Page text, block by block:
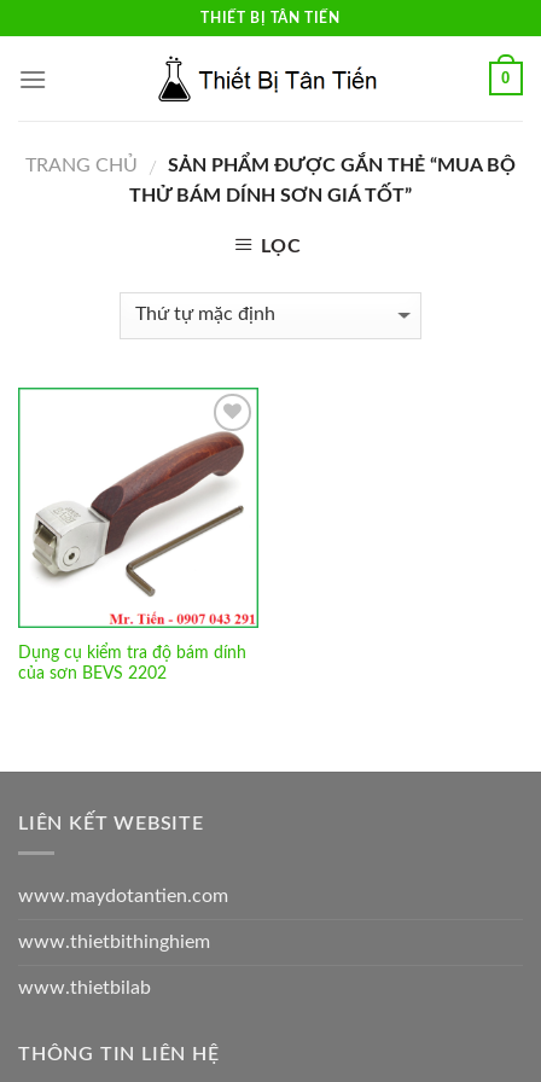
content
THIẾT BỊ TÂN TIẾN
0
TRANG CHỦ /
SẢN PHẨM ĐƯỢC GẮN THẺ “MUA BỘ
THỬ BÁM DÍNH SƠN GIÁ TỐT”
LỌC
Add to
Wishlist
Dụng cụ kiểm tra độ bám dính
của sơn BEVS 2202
LIÊN KẾT WEBSITE
www.maydotantien.com
www.thietbithinghiem
www.thietbilab
THÔNG TIN LIÊN HỆ